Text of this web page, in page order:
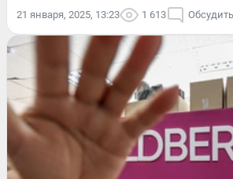
21 января, 2025, 13:23 1 613 Обсудить